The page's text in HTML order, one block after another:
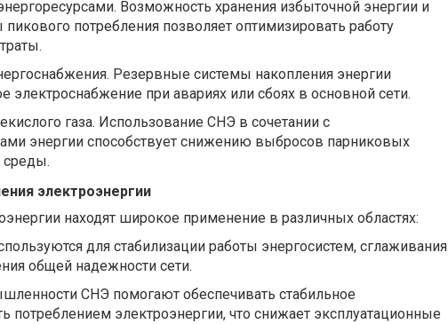
Возможность хранения избыточной энергии и
потребления позволяет оптимизировать работу
Резервные системы накопления энергии
электроснабжение при авариях или сбоях в основной сети.
газа. Использование СНЭ в сочетании с
энергии способствует снижению выбросов парниковых
среды.
электроэнергии
находят широкое применение в различных областях:
для стабилизации работы энергосистем, сглаживания
общей надежности сети.
СНЭ помогают обеспечивать стабильное
потреблением электроэнергии, что снижает эксплуатационные